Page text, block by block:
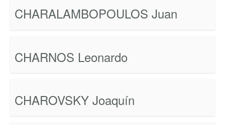
CHARALAMBOPOULOS Juan
CHARNOS Leonardo
CHAROVSKY Joaquín